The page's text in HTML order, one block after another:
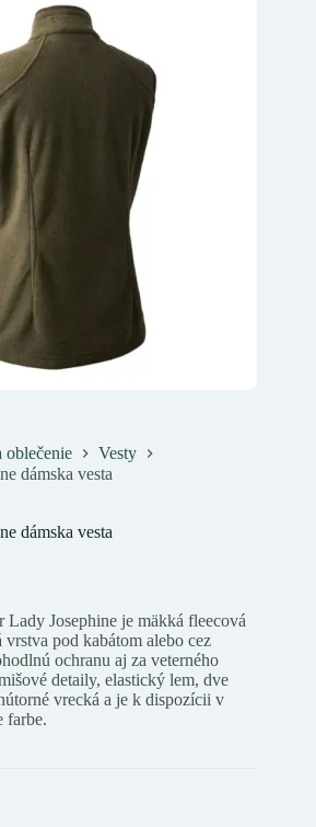
oblečenie
Vesty
dámska vesta
dámska vesta
Lady Josephine je mäkká fleecová
vrstva pod kabátom alebo cez
ochranu aj za veterného
detaily, elastický lem, dve
vrecká a je k dispozícii v
farbe.